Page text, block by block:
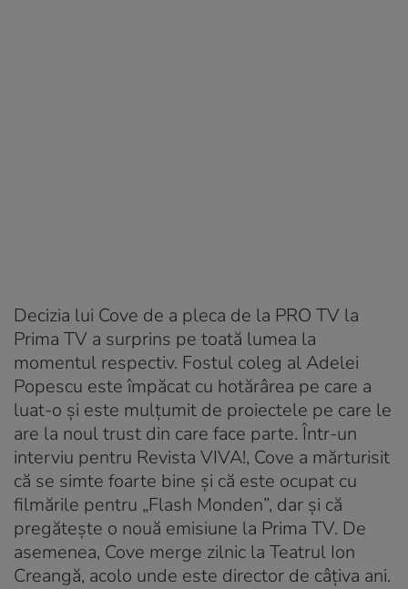
Decizia lui Cove de a pleca de la PRO TV la
Prima TV a surprins pe toată lumea la
momentul respectiv. Fostul coleg al Adelei
Popescu este împăcat cu hotărârea pe care a
luat-o și este mulțumit de proiectele pe care le
are la noul trust din care face parte. Într-un
interviu pentru Revista VIVA!, Cove a mărturisit
că se simte foarte bine și că este ocupat cu
filmările pentru „Flash Monden”, dar și că
pregătește o nouă emisiune la Prima TV. De
asemenea, Cove merge zilnic la Teatrul Ion
Creangă, acolo unde este director de câțiva ani.